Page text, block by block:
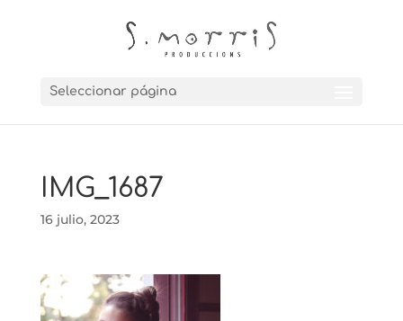
Seleccionar página
IMG_1687
16 julio, 2023